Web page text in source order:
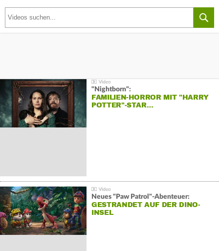
"Nightborn":
FAMILIEN-HORROR MIT "HARRY
POTTER"-STAR…
Neues "Paw Patrol"-Abenteuer:
GESTRANDET AUF DER DINO-
INSEL